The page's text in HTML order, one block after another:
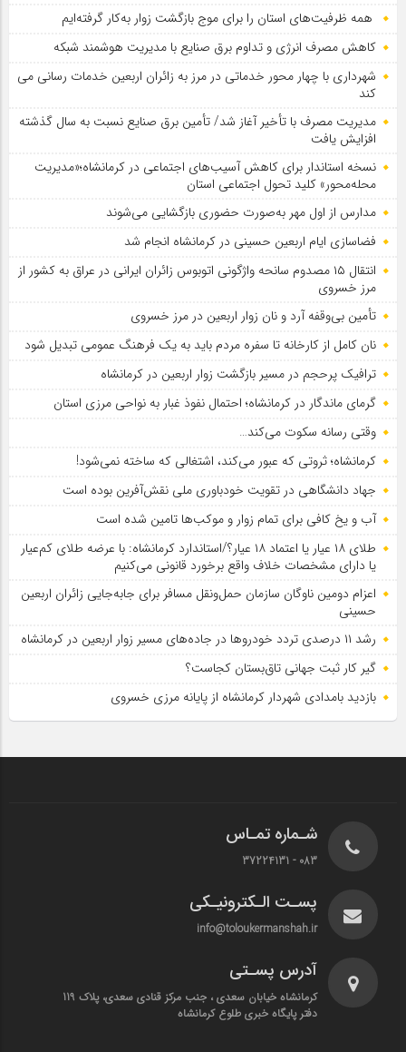
همه ظرفیت‌های استان را برای موج بازگشت زوار به‌کار گرفته‌ایم
کاهش مصرف انرژی و تداوم برق صنایع با مدیریت هوشمند شبکه
شهرداری با چهار محور خدماتی در مرز به زائران اربعین خدمات رسانی می
کند
مدیریت مصرف با تأخیر آغاز شد/ تأمین برق صنایع نسبت به سال گذشته
افزایش یافت
نسخه استاندار برای کاهش آسیب‌های اجتماعی در کرمانشاه؛«مدیریت
محله‌محور» کلید تحول اجتماعی استان
مدارس از اول مهر به‌صورت حضوری بازگشایی می‌شوند
فضاسازی ایام اربعین حسینی در کرمانشاه انجام شد
انتقال ۱۵ مصدوم سانحه واژگونی اتوبوس زائران ایرانی در عراق به کشور از
مرز خسروی
تأمین بی‌وقفه آرد و نان زوار اربعین در مرز خسروی
نان کامل از کارخانه تا سفره مردم باید به یک فرهنگ عمومی تبدیل شود
ترافیک پرحجم در مسیر بازگشت زوار اربعین در کرمانشاه
گرمای ماندگار در کرمانشاه؛ احتمال نفوذ غبار به نواحی مرزی استان
وقتی رسانه سکوت می‌کند…
کرمانشاه؛ ثروتی که عبور می‌کند، اشتغالی که ساخته نمی‌شود!
جهاد دانشگاهی در تقویت خودباوری ملی نقش‌آفرین بوده است
آب و یخ کافی برای تمام زوار و موکب‌ها تامین شده است
طلای ۱۸ عیار یا اعتماد ۱۸ عیار؟/استاندارد کرمانشاه: با عرضه طلای کم‌عیار
یا دارای مشخصات خلاف واقع برخورد قانونی می‌کنیم
اعزام دومین ناوگان سازمان حمل‌ونقل مسافر برای جابه‌جایی زائران اربعین
حسینی
رشد ۱۱ درصدی تردد خودروها در جاده‌های مسیر زوار اربعین در کرمانشاه
گیر کار ثبت جهانی تاق‌بستان کجاست؟
بازدید بامدادی شهردار کرمانشاه از پایانه مرزی خسروی
شـماره تمـاس
083 - 37224131
پسـت الـکترونیـکی
info@toloukermanshah.ir
آدرس پسـتی
کرمانشاه خیابان سعدی ، جنب مرکز قنادی سعدی، پلاک 119
دفتر پایگاه خبری طلوع کرمانشاه